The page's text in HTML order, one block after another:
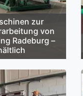
zur
von
Radeburg –